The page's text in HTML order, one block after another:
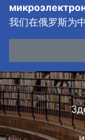
我们在俄罗斯为